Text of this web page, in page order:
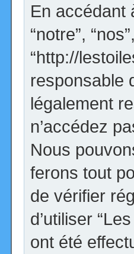
En accédant
“notre”,
“http://
responsable
légalement
n’accédez
Nous
ferons tout
de vérifier
d’utiliser
ont été